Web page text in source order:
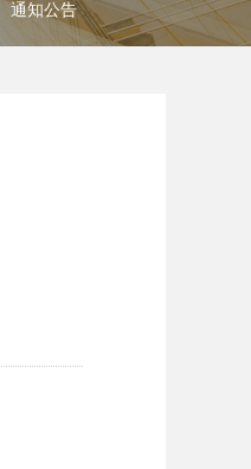
通知公告